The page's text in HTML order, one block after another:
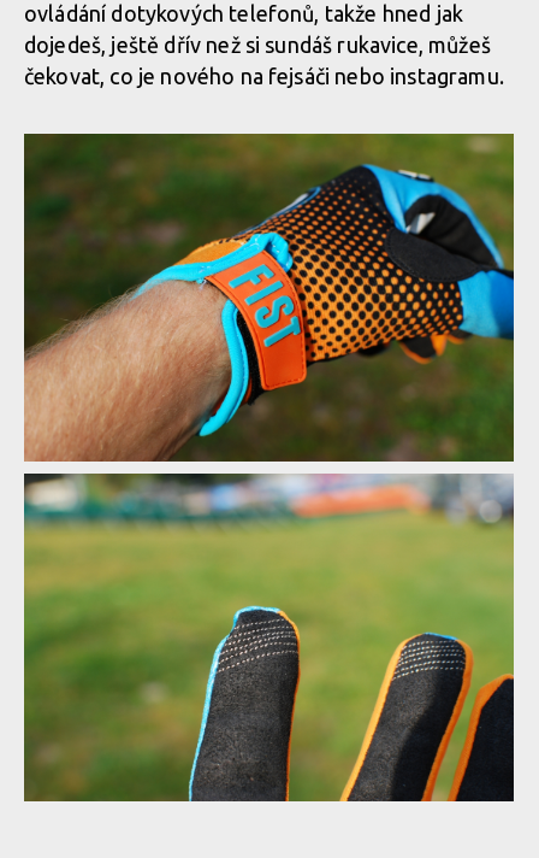
ovládání dotykových telefonů, takže hned jak
dojedeš, ještě dřív než si sundáš rukavice, můžeš
čekovat, co je nového na fejsáči nebo instagramu.
Test: rukavice Fist Maddo Helium Glove